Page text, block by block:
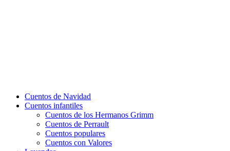
Cuentos de Navidad
Cuentos infantiles
Cuentos de los Hermanos Grimm
Cuentos de Perrault
Cuentos populares
Cuentos con Valores